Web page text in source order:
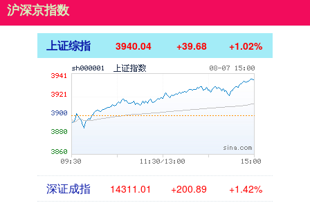
沪深京指数
上证综指 3940.04 +39.68 +1.02%
深证成指 14311.01 +200.89 +1.42%